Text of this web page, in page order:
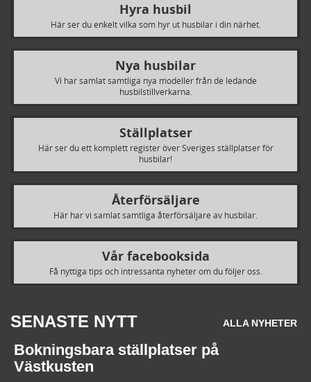
Hyra husbil
Här ser du enkelt vilka som hyr ut husbilar i din närhet.
Nya husbilar
Vi har samlat samtliga nya modeller från de ledande
husbilstillverkarna.
Ställplatser
Här ser du ett komplett register över Sveriges ställplatser för
husbilar!
Återförsäljare
Här har vi samlat samtliga återförsäljare av husbilar.
Vår facebooksida
Få nyttiga tips och intressanta nyheter om du följer oss.
SENASTE NYTT ALLA NYHETER
Bokningsbara ställplatser på
Västkusten